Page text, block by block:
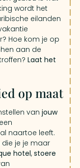
wordt het
eilanden
Hoe kom je op
aan de
Laat het
op maat
van jouw
naartoe leeft.
je je maar
hotel, stoere